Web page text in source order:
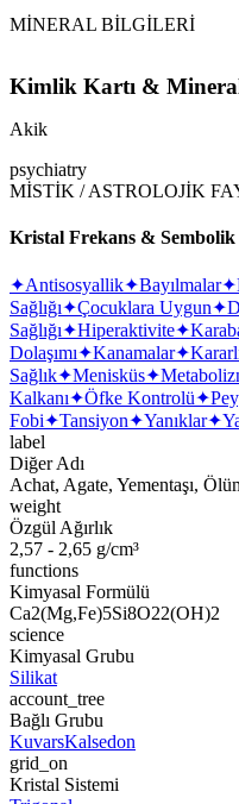
MİNERAL BİLGİLERİ
Kimlik Kartı &
Akik
psychiatry
MİSTİK / ASTROLOJİK
Kristal Frekans &
✦Antisosyallik✦Bayılmalar✦
Sağlığı✦Çocuklara Uygun✦
Sağlığı✦Hiperaktivite✦
Dolaşımı✦Kanamalar✦
Sağlık✦Menisküs✦
Kalkanı✦Öfke Kontrolü✦
Fobi✦Tansiyon✦Yanıklar✦
label
Diğer Adı
Achat, Agate, Yementaşı,
weight
Özgül Ağırlık
2,57 - 2,65 g/cm³
functions
Kimyasal Formülü
Ca2(Mg,Fe)5Si8O22(OH)2
science
Kimyasal Grubu
Silikat
account_tree
Bağlı Grubu
KuvarsKalsedon
grid_on
Kristal Sistemi